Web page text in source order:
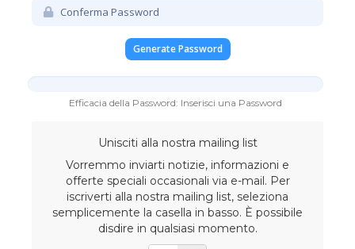
Generate Password
Efficacia della Password: Inserisci una Password
Unisciti alla nostra mailing list
Vorremmo inviarti notizie, informazioni e
offerte speciali occasionali via e-mail. Per
iscriverti alla nostra mailing list, seleziona
semplicemente la casella in basso. È possibile
disdire in qualsiasi momento.